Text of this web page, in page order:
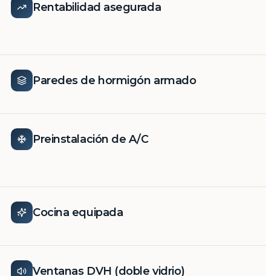
Rentabilidad asegurada
Paredes de hormigón armado
Preinstalación de A/C
Cocina equipada
Ventanas DVH (doble vidrio)